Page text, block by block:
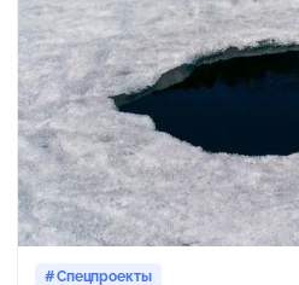
Спецпроекты